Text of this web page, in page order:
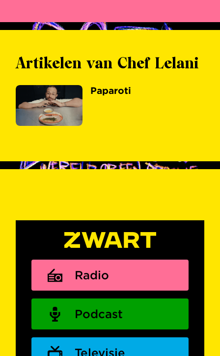
Artikelen van Chef Lelani
Paparoti
Radio
Podcast
Televisie